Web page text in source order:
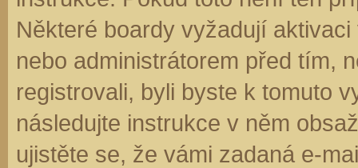
Některé boardy vyžadují
nebo administrátorem před tím,
registrovali, byli byste k tomuto
následujte instrukce v něm
ujistěte se, že vámi zadaná e-